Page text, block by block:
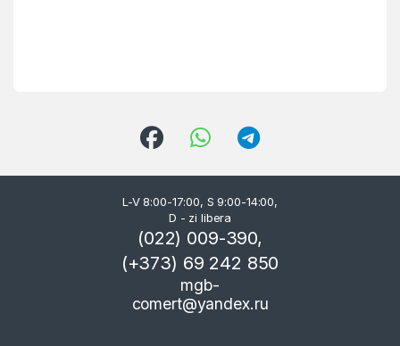
L-V 8:00-17:00, S 9:00-14:00,
D - zi libera
(022) 009-390,
(+373) 69 242 850
mgb-
comert@yandex.ru